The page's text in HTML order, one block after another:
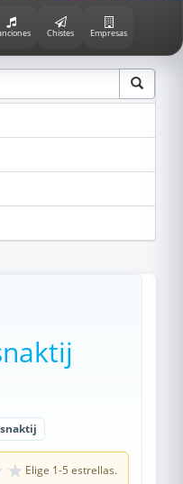
Chistes Empresas
★ Elige 1-5 estrellas.